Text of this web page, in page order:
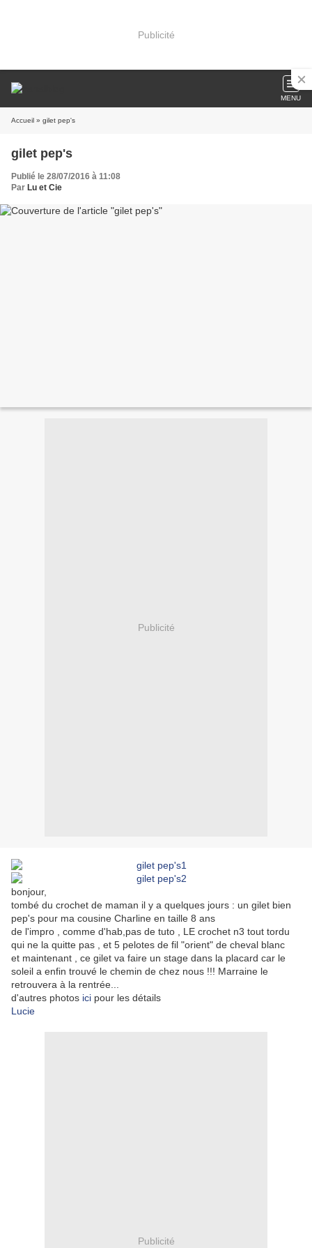
Publicité
MENU
Accueil » gilet pep's
gilet pep's
Publié le 28/07/2016 à 11:08
Par Lu et Cie
Publicité
bonjour,
tombé du crochet de maman il y a quelques jours : un gilet bien
pep's pour ma cousine Charline en taille 8 ans
de l'impro , comme d'hab,pas de tuto , LE crochet n3 tout tordu
qui ne la quitte pas , et 5 pelotes de fil "orient" de cheval blanc
et maintenant , ce gilet va faire un stage dans la placard car le
soleil a enfin trouvé le chemin de chez nous !!! Marraine le
retrouvera à la rentrée...
d'autres photos ici pour les détails
Lucie
Publicité